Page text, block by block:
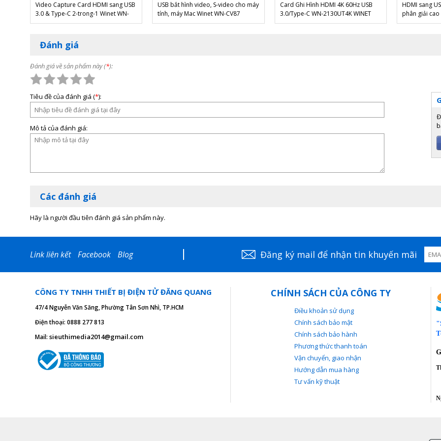
Thông số kỹ thuật
2. Độ phân giải đầu ra ở chế độ MJPEG: 720 x 480 @ 50 Hz / 30 Hz / 20 Hz / 10 Hz.
Video Capture Card HDMI sang USB
3.0 & Type-C 2-trong-1 Winet WN-
2134UT4K
USB bắt hình video, S-video cho máy
tính, máy Mac Winet WN-CV87
Card Ghi Hình HDMI 4K 60Hz USB
3.0/Type-C WN-2130UT4K WINET
HDMI sang
phân giải cao
Đánh giá
Đánh giá về sản phẩm này (*):
Tiêu đề của đánh giá (*):
Mô tả của đánh giá:
Các đánh giá
Hãy là người đầu tiên đánh giá sản phẩm này.
Link liên kết Facebook Blog Đăng ký mail để nhận tin khuyến mãi
CÔNG TY TNHH THIẾT BỊ ĐIỆN TỬ ĐĂNG QUANG
47/4 Nguyễn Văn Săng, Phường Tân Sơn Nhì, TP.HCM
Điện thoại: 0888 277 813
Mail: sieuthimedia2014@gmail.com
CHÍNH SÁCH CỦA CÔNG TY
Điều khoản sử dụng
Chính sách bảo mật
Chính sách bảo hành
Phương thức thanh toán
Vận chuyển, giao nhận
Hướng dẫn mua hàng
Tư vấn kỹ thuật